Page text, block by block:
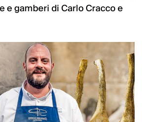
e gamberi di Carlo Cracco e